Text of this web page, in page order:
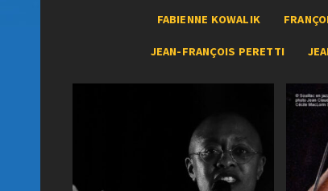
FABIENNE KOWALIK
JEAN-FRANÇOIS PERETTI